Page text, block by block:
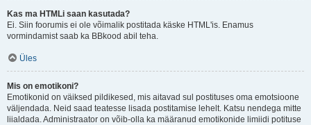
Kas ma HTMLi saan kasutada?
Ei. Siin foorumis ei ole võimalik postitada käske HTML'is. Enamus
vormindamist saab ka BBkood abil teha.
Üles
Mis on emotikoni?
Emotikonid on väiksed pildikesed, mis aitavad sul postituses oma emotsioone
väljendada. Neid saad teatesse lisada postitamise lehelt. Katsu nendega mitte
liialdada. Administraator on võib-olla ka määranud emotikonide limiidi potituse